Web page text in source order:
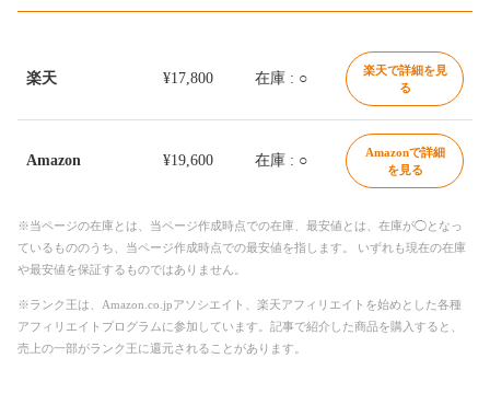
楽天 ¥17,800 在庫 : ○
楽天で詳細を見
る
Amazon ¥19,600 在庫 : ○
Amazonで詳細
を見る
※当ページの在庫とは、当ページ作成時点での在庫、最安値とは、在庫が◯となっ
ているもののうち、当ページ作成時点での最安値を指します。 いずれも現在の在庫
や最安値を保証するものではありません。
※ランク王は、Amazon.co.jpアソシエイト、楽天アフィリエイトを始めとした各種
アフィリエイトプログラムに参加しています。記事で紹介した商品を購入すると、
売上の一部がランク王に還元されることがあります。